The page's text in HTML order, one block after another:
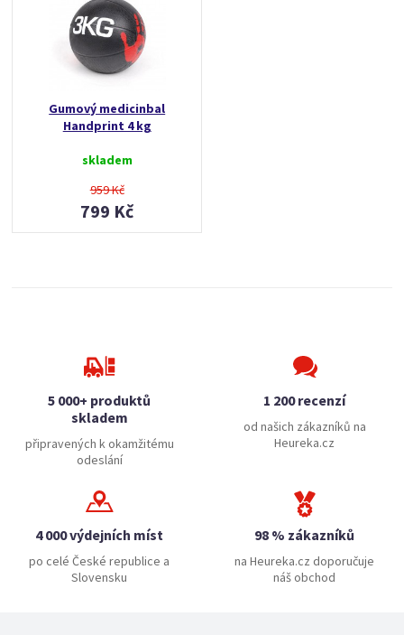
Gumový medicinbal
Handprint 4 kg
skladem
959 Kč
799 Kč
5 000+ produktů
skladem
připravených k okamžitému
odeslání
1 200 recenzí
od našich zákazníků na
Heureka.cz
4 000 výdejních míst
po celé České republice a
Slovensku
98 % zákazníků
na Heureka.cz doporučuje
náš obchod